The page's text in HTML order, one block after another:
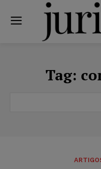
Tag: